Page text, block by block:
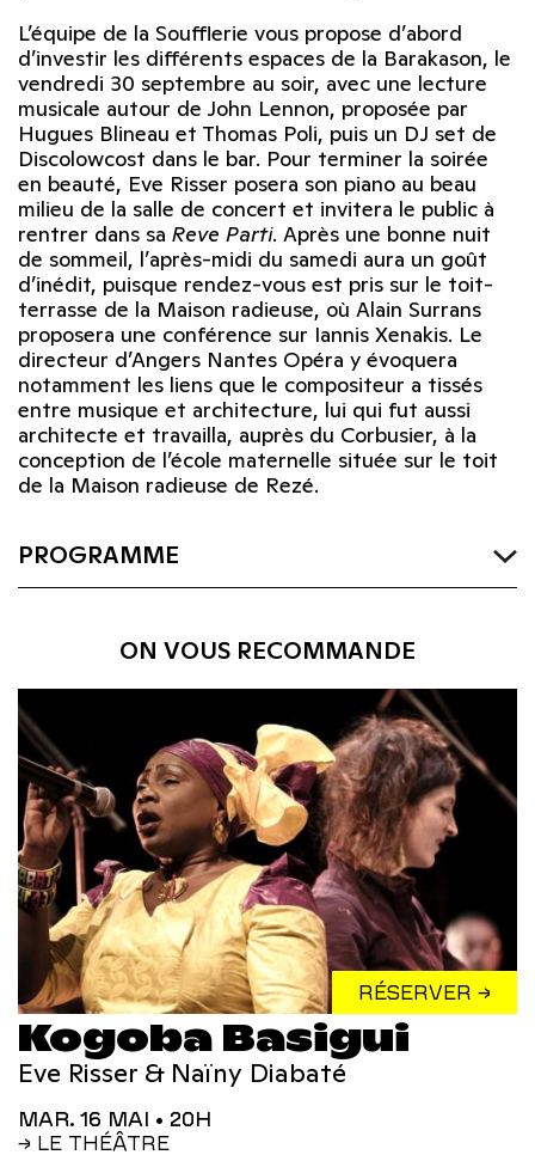
L’équipe de la Soufflerie vous propose d’abord
d’investir les différents espaces de la Barakason, le
vendredi 30 septembre au soir, avec une lecture
musicale autour de John Lennon, proposée par
Hugues Blineau et Thomas Poli, puis un DJ set de
Discolowcost dans le bar. Pour terminer la soirée
en beauté, Eve Risser posera son piano au beau
milieu de la salle de concert et invitera le public à
rentrer dans sa Reve Parti. Après une bonne nuit
de sommeil, l’après-midi du samedi aura un goût
d’inédit, puisque rendez-vous est pris sur le toit-
terrasse de la Maison radieuse, où Alain Surrans
proposera une conférence sur Iannis Xenakis. Le
directeur d’Angers Nantes Opéra y évoquera
notamment les liens que le compositeur a tissés
entre musique et architecture, lui qui fut aussi
architecte et travailla, auprès du Corbusier, à la
conception de l’école maternelle située sur le toit
de la Maison radieuse de Rezé.
PROGRAMME
ON VOUS RECOMMANDE
RÉSERVER →
Kogoba Basigui
Eve Risser & Naïny Diabaté
MAR. 16 MAI • 20H
→ LE THÉÂTRE